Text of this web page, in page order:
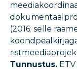
(2016; selle
Tunnustus.